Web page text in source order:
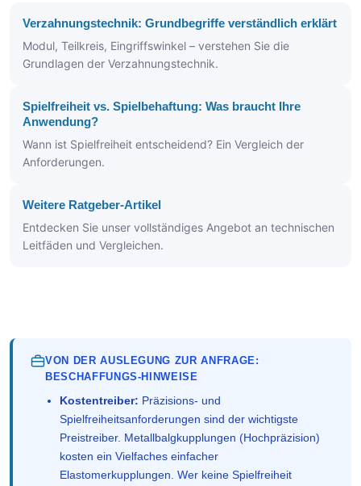
Verzahnungstechnik: Grundbegriffe verständlich erklärt
Modul, Teilkreis, Eingriffswinkel – verstehen Sie die
Grundlagen der Verzahnungstechnik.
Spielfreiheit vs. Spielbehaftung: Was braucht Ihre
Anwendung?
Wann ist Spielfreiheit entscheidend? Ein Vergleich der
Anforderungen.
Weitere Ratgeber-Artikel
Entdecken Sie unser vollständiges Angebot an technischen
Leitfäden und Vergleichen.
VON DER AUSLEGUNG ZUR ANFRAGE:
BESCHAFFUNGS-HINWEISE
Kostentreiber: Präzisions- und
Spielfreiheitsanforderungen sind der wichtigste
Preistreiber. Metallbalgkupplungen (Hochpräzision)
kosten ein Vielfaches einfacher
Elastomerkupplungen. Wer keine Spielfreiheit